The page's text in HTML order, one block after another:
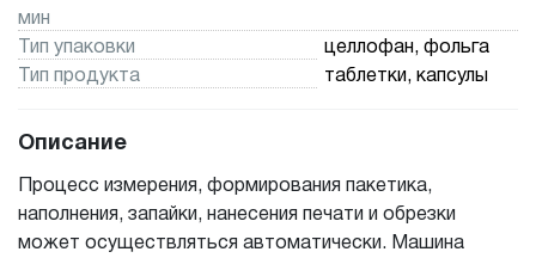
Обладая более чем 20-летним опытом, мы можем
помочь вам получить консультацию по новейшим
технологиям и лучшему оборудованию. Мы можем
вы не нашли чего-то на нашем сайте, не стесняйтесь
мин
Тип упаковки
целлофан, фольга
Тип продукта
таблетки, капсулы
Описание
Процесс измерения, формирования пакетика,
наполнения, запайки, нанесения печати и обрезки
может осуществляться автоматически. Машина